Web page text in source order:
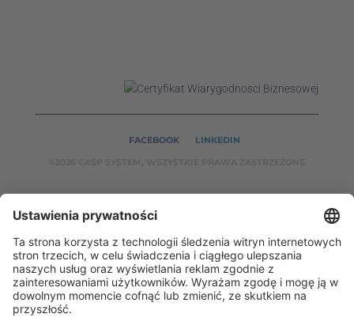
FACEBOOK
LINKEDIN
CASPSYSTEM.PL
AUTOMATYKA24.PL
WZORCENDT.P
L
BINAR24.PL EH24.PL